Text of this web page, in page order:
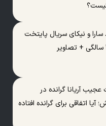
و نیکای سریال پایتخت
آریانا گرانده در
اتفاقی برای گرانده افتاده